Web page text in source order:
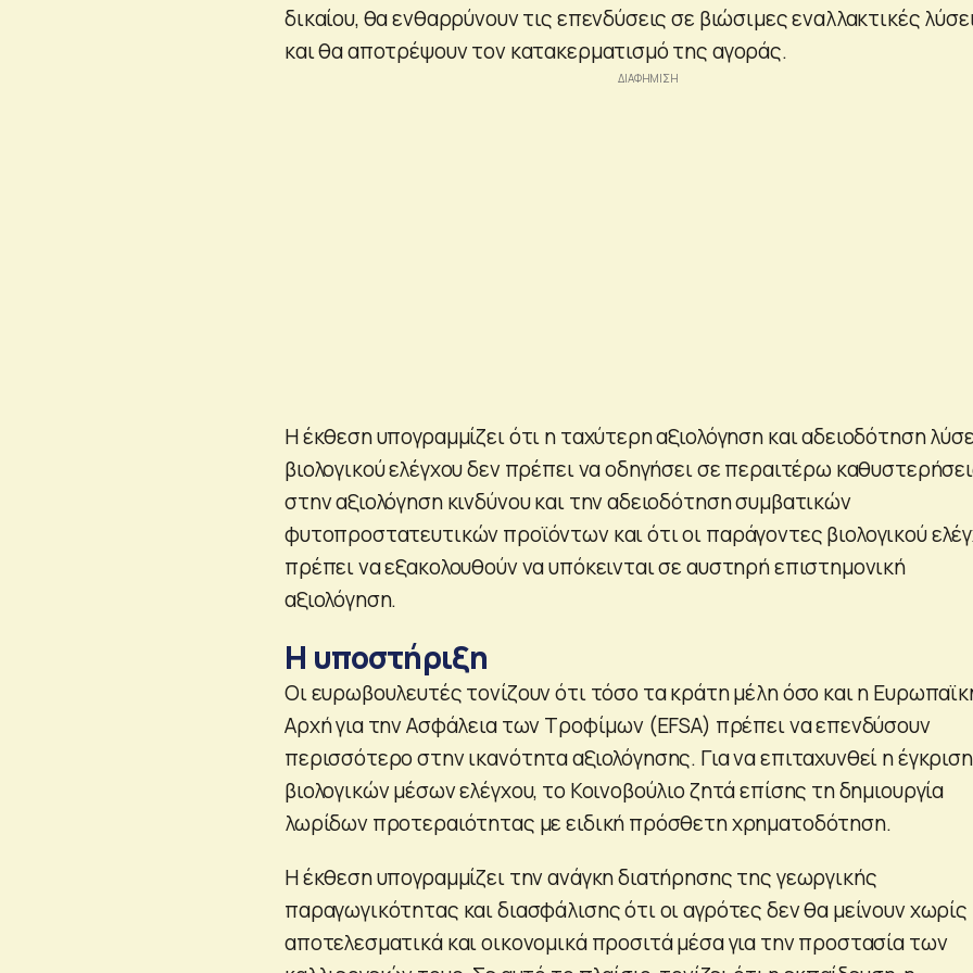
δικαίου, θα ενθαρρύνουν τις επενδύσεις σε βιώσιμες εναλλακτικές
και θα αποτρέψουν τον κατακερματισμό της αγοράς.
Η έκθεση υπογραμμίζει ότι η ταχύτερη αξιολόγηση και αδειοδότηση
βιολογικού ελέγχου δεν πρέπει να οδηγήσει σε περαιτέρω
στην αξιολόγηση κινδύνου και την αδειοδότηση συμβατικών
φυτοπροστατευτικών προϊόντων και ότι οι παράγοντες βιολογικού
πρέπει να εξακολουθούν να υπόκεινται σε αυστηρή επιστημονική
αξιολόγηση.
Η υποστήριξη
Οι ευρωβουλευτές τονίζουν ότι τόσο τα κράτη μέλη όσο και η
Αρχή για την Ασφάλεια των Τροφίμων (EFSA) πρέπει να επενδύσουν
περισσότερο στην ικανότητα αξιολόγησης. Για να επιταχυνθεί η έγκριση
βιολογικών μέσων ελέγχου, το Κοινοβούλιο ζητά επίσης τη δημιουργία
λωρίδων προτεραιότητας με ειδική πρόσθετη χρηματοδότηση.
Η έκθεση υπογραμμίζει την ανάγκη διατήρησης της γεωργικής
παραγωγικότητας και διασφάλισης ότι οι αγρότες δεν θα μείνουν χωρίς
αποτελεσματικά και οικονομικά προσιτά μέσα για την προστασία των